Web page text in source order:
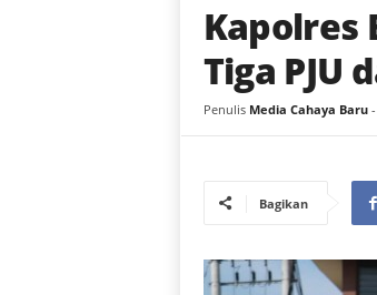
Kapolres
Tiga PJU
Penulis Media Cahaya Baru-
Bagikan